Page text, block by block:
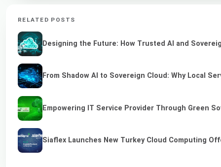
RELATED POSTS
Designing the Future: How Trusted AI and
From Shadow AI to Sovereign Cloud: Why Local
Empowering IT Service Provider Through Green
Siaflex Launches New Turkey Cloud Computing